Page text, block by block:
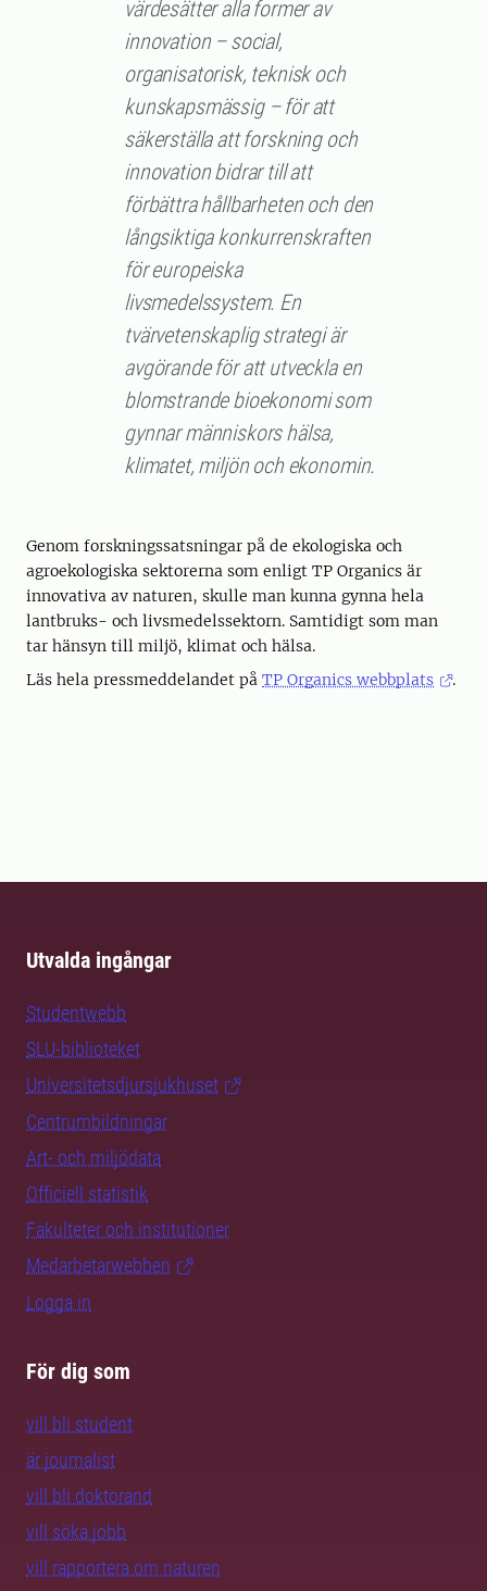
värdesätter alla former av
innovation – social,
organisatorisk, teknisk och
kunskapsmässig – för att
säkerställa att forskning och
innovation bidrar till att
förbättra hållbarheten och den
långsiktiga konkurrenskraften
för europeiska
livsmedelssystem. En
tvärvetenskaplig strategi är
avgörande för att utveckla en
blomstrande bioekonomi som
gynnar människors hälsa,
klimatet, miljön och ekonomin.
Genom forskningssatsningar på de ekologiska och
agroekologiska sektorerna som enligt TP Organics är
innovativa av naturen, skulle man kunna gynna hela
lantbruks- och livsmedelssektorn. Samtidigt som man
tar hänsyn till miljö, klimat och hälsa.
Läs hela pressmeddelandet på TP Organics webbplats .
Utvalda ingångar
Studentwebb
SLU-biblioteket
Universitetsdjursjukhuset
Centrumbildningar
Art- och miljödata
Officiell statistik
Fakulteter och institutioner
Medarbetarwebben
Logga in
För dig som
vill bli student
är journalist
vill bli doktorand
vill söka jobb
vill rapportera om naturen